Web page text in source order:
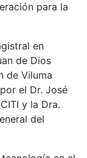
para la
en
de Dios
de Viluma
el Dr. José
y la Dra.
del